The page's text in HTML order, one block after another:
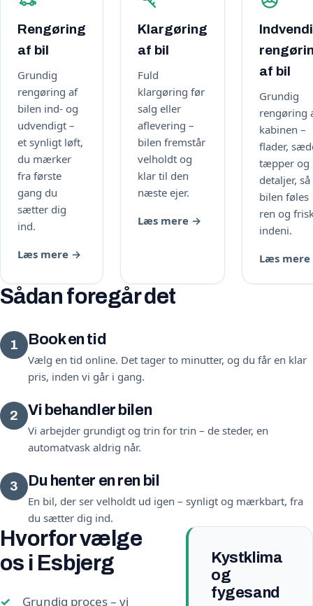
Rengøring
af bil
Grundig
rengøring af
bilen ind- og
udvendigt –
et synligt løft,
du mærker
fra første
gang du
sætter dig
ind.
Læs mere →
Klargøring
af bil
Fuld
klargøring før
salg eller
aflevering –
bilen fremstår
velholdt og
klar til den
næste ejer.
Læs mere →
af bil
Grundig
rengøring
kabinen –
flader,
tæpper og
detaljer, så
bilen føles
ren og
indeni.
Læs
Sådan foregår det
1 Book en tid
Vælg en tid online. Det tager to minutter, og du får en klar
pris, inden vi går i gang.
2 Vi behandler bilen
Vi arbejder grundigt og trin for trin – de steder, en
automatvask aldrig når.
3 Du henter en ren bil
En bil, der ser velholdt ud igen – synligt og mærkbart, fra
du sætter dig ind.
Hvorfor vælge
os i Esbjerg
Grundig proces – vi
Kystklima
og
fygesand